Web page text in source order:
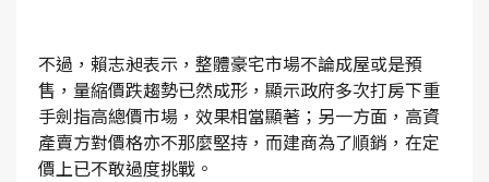
不過，賴志昶表示，整體豪宅市場不論成屋或是預
售，量縮價跌趨勢已然成形，顯示政府多次打房下重
手劍指高總價市場，效果相當顯著；另一方面，高資
產賣方對價格亦不那麼堅持，而建商為了順銷，在定
價上已不敢過度挑戰。